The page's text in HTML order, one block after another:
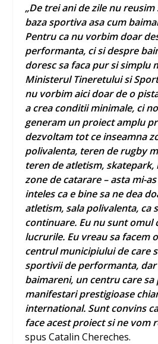
„De trei ani de zile nu
baza sportiva asa cum
Pentru ca nu vorbim doar
performanta, ci si despre
doresc sa faca pur si simplu
Ministerul Tineretului si
nu vorbim aici doar de o
a crea conditii minimale, ci
generam un proiect amplu
dezvoltam tot ce inseamna
polivalenta, teren de rugby
teren de atletism, skatepark,
zone de catarare – asta mi-
inteles ca e bine sa ne dea
atletism, sala polivalenta, ca
continuare. Eu nu sunt omul
lucrurile. Eu vreau sa facem
centrul municipiului de care
sportivii de performanta,
baimareni, un centru care sa
manifestari prestigioase
international. Sunt convins
face acest proiect si ne vom
spus Catalin Chereches.